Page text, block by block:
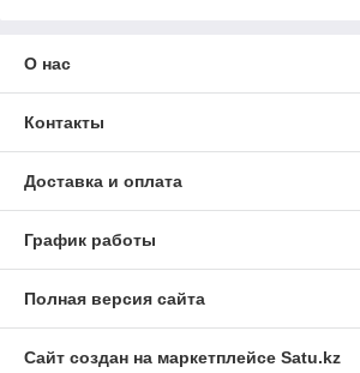
О нас
Контакты
Доставка и оплата
График работы
Полная версия сайта
Сайт создан на маркетплейсе Satu.kz